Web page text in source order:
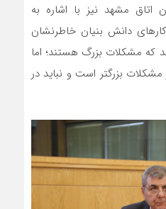
اتاق مشهد نیز با اشاره به
دانش بنیان خاطرنشان
که مشکلات بزرگ هستند؛ اما
بزرگتر است و نباید در